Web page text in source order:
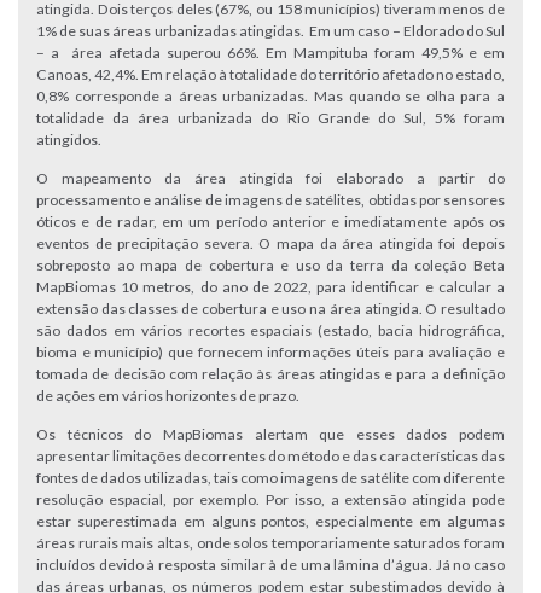
atingida. Dois terços deles (67%, ou 158 municípios) tiveram menos de
1% de suas áreas urbanizadas atingidas. Em um caso – Eldorado do Sul
– a área afetada superou 66%. Em Mampituba foram 49,5% e em
Canoas, 42,4%. Em relação à totalidade do território afetado no estado,
0,8% corresponde a áreas urbanizadas. Mas quando se olha para a
totalidade da área urbanizada do Rio Grande do Sul, 5% foram
atingidos.
O mapeamento da área atingida foi elaborado a partir do
processamento e análise de imagens de satélites, obtidas por sensores
óticos e de radar, em um período anterior e imediatamente após os
eventos de precipitação severa. O mapa da área atingida foi depois
sobreposto ao mapa de cobertura e uso da terra da coleção Beta
MapBiomas 10 metros, do ano de 2022, para identificar e calcular a
extensão das classes de cobertura e uso na área atingida. O resultado
são dados em vários recortes espaciais (estado, bacia hidrográfica,
bioma e município) que fornecem informações úteis para avaliação e
tomada de decisão com relação às áreas atingidas e para a definição
de ações em vários horizontes de prazo.
Os técnicos do MapBiomas alertam que esses dados podem
apresentar limitações decorrentes do método e das características das
fontes de dados utilizadas, tais como imagens de satélite com diferente
resolução espacial, por exemplo. Por isso, a extensão atingida pode
estar superestimada em alguns pontos, especialmente em algumas
áreas rurais mais altas, onde solos temporariamente saturados foram
incluídos devido à resposta similar à de uma lâmina d’água. Já no caso
das áreas urbanas, os números podem estar subestimados devido à